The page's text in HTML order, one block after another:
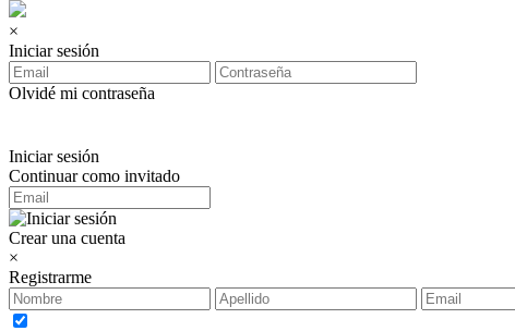
×
Iniciar sesión
Olvidé mi contraseña
Iniciar sesión
Continuar como invitado
Crear una cuenta
×
Registrarme